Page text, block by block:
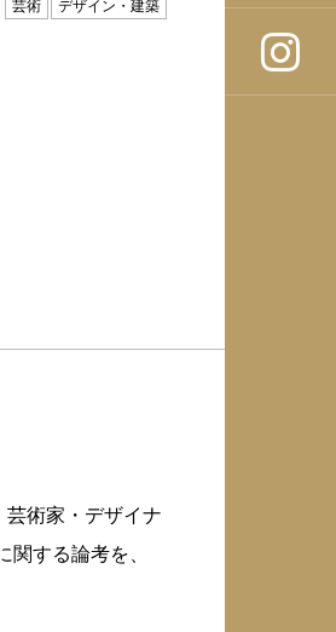
芸術 デザイン・建築
術家・デザイナ
する論考を、